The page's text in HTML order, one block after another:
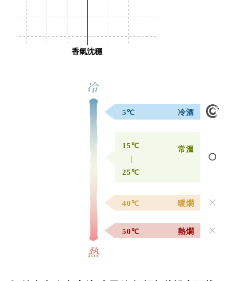
香氣沈穩
5℃ 冷酒
15℃
|
25℃
常溫
40℃ 暖燗
50℃ 熱燗